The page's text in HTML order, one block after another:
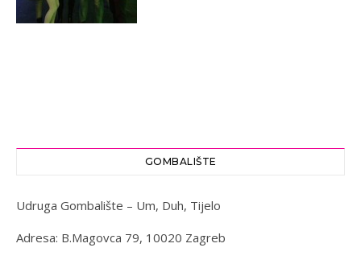
GOMBALIŠTE
Udruga Gombalište – Um, Duh, Tijelo
Adresa: B.Magovca 79, 10020 Zagreb